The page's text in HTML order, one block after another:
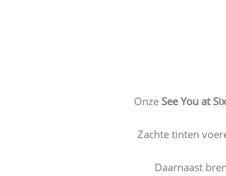
Onze See You at
Zachte tinten
Daarnaast